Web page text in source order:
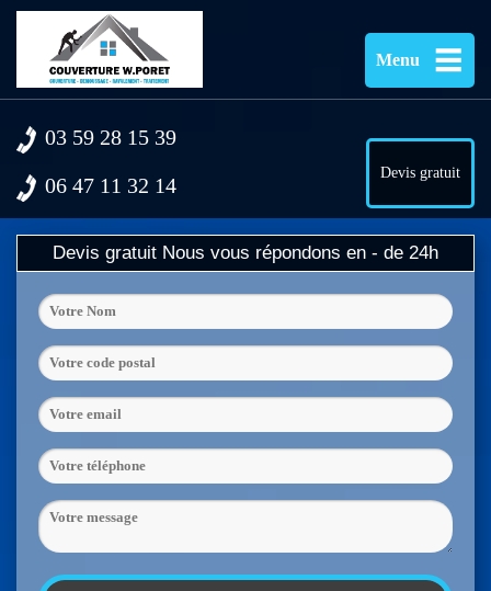
Menu
03 59 28 15 39
06 47 11 32 14
Devis gratuit
Devis gratuit Nous vous répondons en - de 24h